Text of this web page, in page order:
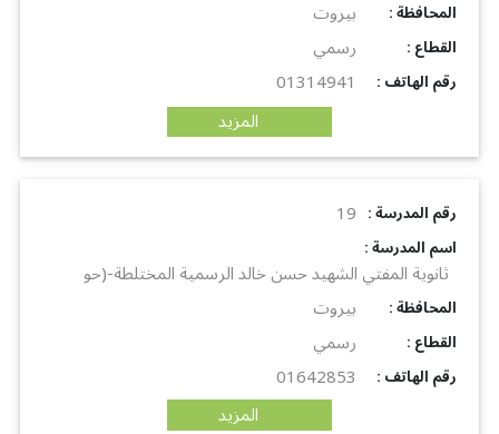
: المحافظة بيروت
: القطاع رسمي
: رقم الهاتف
01314941
المزيد
: رقم المدرسة 19
: اسم المدرسة
ثانوية المفتي الشهيد حسن خالد الرسمية المختلطة-(حو
: المحافظة بيروت
: القطاع رسمي
: رقم الهاتف
01642853
المزيد